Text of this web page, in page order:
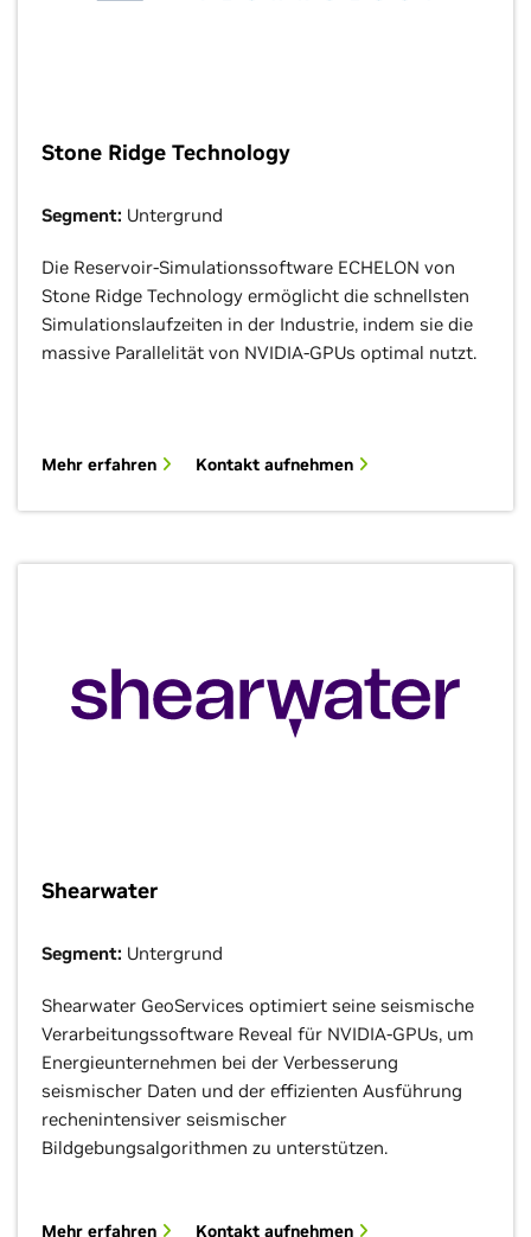
Stone Ridge Technology
Segment: Untergrund
Die Reservoir-Simulationssoftware ECHELON von
Stone Ridge Technology ermöglicht die schnellsten
Simulationslaufzeiten in der Industrie, indem sie die
massive Parallelität von NVIDIA-GPUs optimal nutzt.
Mehr erfahren Kontakt aufnehmen
Shearwater
Segment: Untergrund
Shearwater GeoServices optimiert seine seismische
Verarbeitungssoftware Reveal für NVIDIA-GPUs, um
Energieunternehmen bei der Verbesserung
seismischer Daten und der effizienten Ausführung
rechenintensiver seismischer
Bildgebungsalgorithmen zu unterstützen.
Mehr erfahren Kontakt aufnehmen